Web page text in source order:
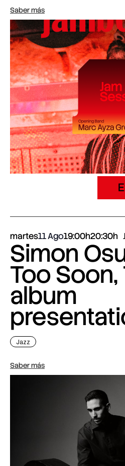
Saber más
martes11 Ago19:00h20:30h
Simon
Too Soon,
album
Jazz
Saber más